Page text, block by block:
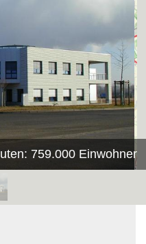
759.000 Einwohner